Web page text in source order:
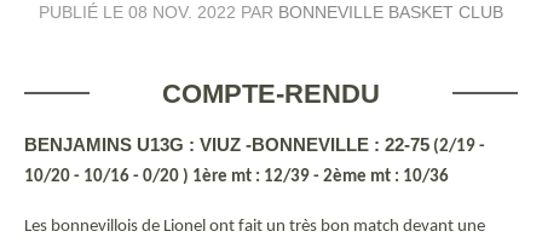
PUBLIÉ LE 08 NOV. 2022 PAR BONNEVILLE BASKET CLUB
COMPTE-RENDU
BENJAMINS U13G : VIUZ -BONNEVILLE : 22-75 (2/19 -
10/20 - 10/16 - 0/20 ) 1ère mt : 12/39 - 2ème mt : 10/36
Les bonnevillois de Lionel ont fait un très bon match devant une